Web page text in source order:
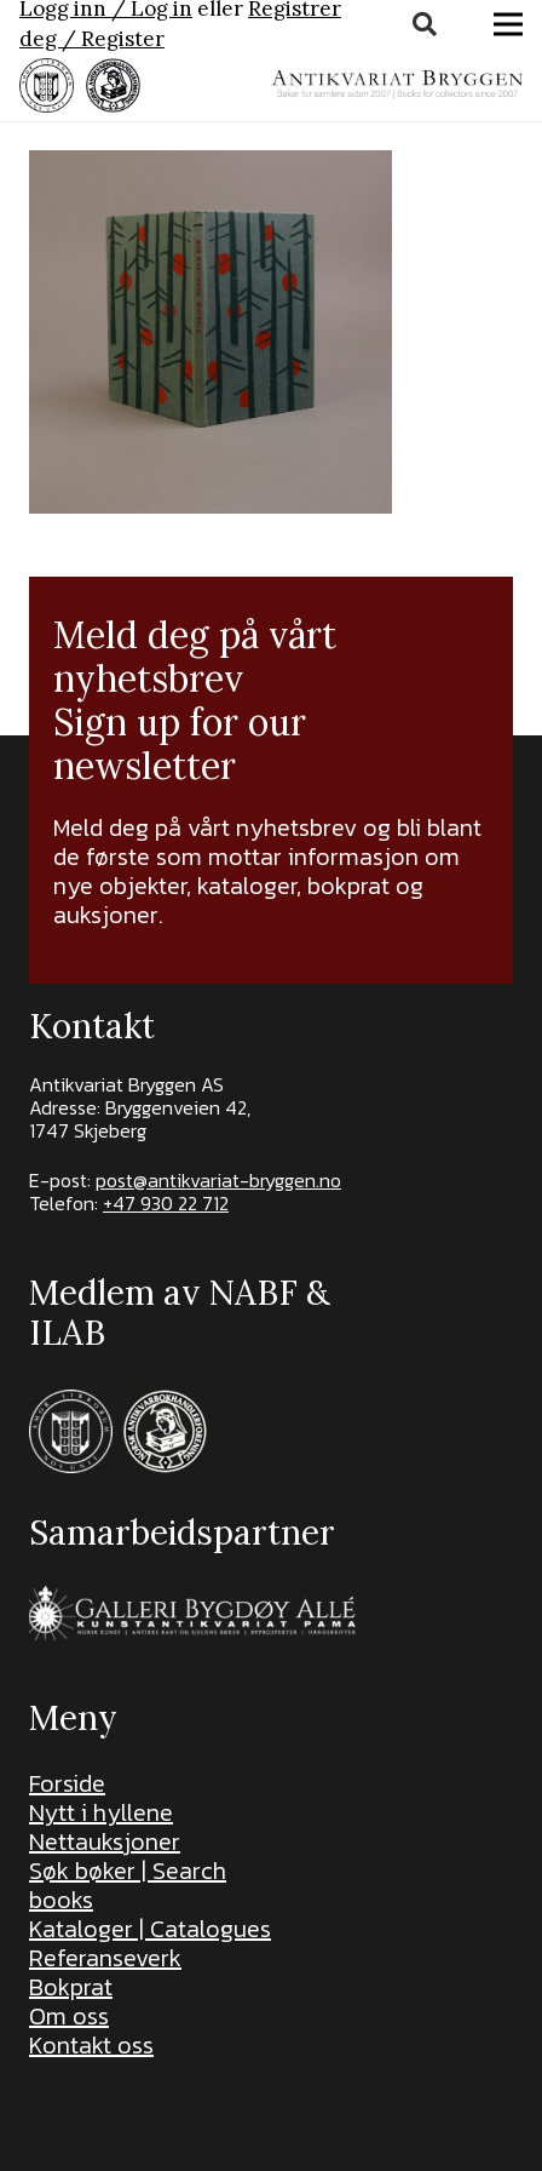
Logg inn / Log in ellerRegistrer
deg / Register
Meld deg på vårt
nyhetsbrev
Sign up for our
newsletter
Meld deg på vårt nyhetsbrev og bli blant
de første som mottar informasjon om
nye objekter, kataloger, bokprat og
auksjoner.
Kontakt
Antikvariat Bryggen AS
Adresse: Bryggenveien 42,
1747 Skjeberg
E-post: post@antikvariat-bryggen.no
Telefon: +47 930 22 712
Medlem av NABF &
ILAB
Samarbeidspartner
Meny
Forside
Nytt i hyllene
Nettauksjoner
Søk bøker | Search
books
Kataloger | Catalogues
Referanseverk
Bokprat
Om oss
Kontakt oss